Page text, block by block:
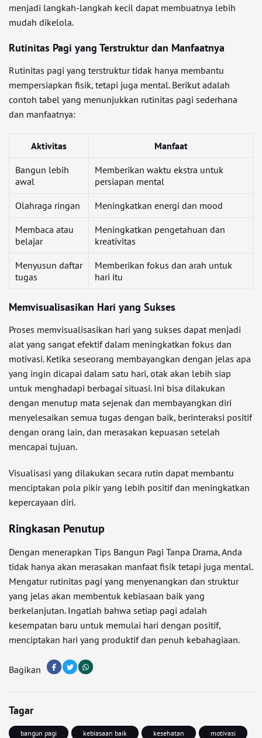
menjadi langkah-langkah kecil dapat membuatnya lebih
mudah dikelola.
Rutinitas Pagi yang Terstruktur dan Manfaatnya
Rutinitas pagi yang terstruktur tidak hanya membantu
mempersiapkan fisik, tetapi juga mental. Berikut adalah
contoh tabel yang menunjukkan rutinitas pagi sederhana
dan manfaatnya:
Aktivitas Manfaat
Bangun lebih
awal
Memberikan waktu ekstra untuk
persiapan mental
Olahraga ringan Meningkatkan energi dan mood
Membaca atau
belajar
Meningkatkan pengetahuan dan
kreativitas
Menyusun daftar
tugas
Memberikan fokus dan arah untuk
hari itu
Memvisualisasikan Hari yang Sukses
Proses memvisualisasikan hari yang sukses dapat menjadi
alat yang sangat efektif dalam meningkatkan fokus dan
motivasi. Ketika seseorang membayangkan dengan jelas apa
yang ingin dicapai dalam satu hari, otak akan lebih siap
untuk menghadapi berbagai situasi. Ini bisa dilakukan
dengan menutup mata sejenak dan membayangkan diri
menyelesaikan semua tugas dengan baik, berinteraksi positif
dengan orang lain, dan merasakan kepuasan setelah
mencapai tujuan.
Visualisasi yang dilakukan secara rutin dapat membantu
menciptakan pola pikir yang lebih positif dan meningkatkan
kepercayaan diri.
Ringkasan Penutup
Dengan menerapkan Tips Bangun Pagi Tanpa Drama, Anda
tidak hanya akan merasakan manfaat fisik tetapi juga mental.
Mengatur rutinitas pagi yang menyenangkan dan struktur
yang jelas akan membentuk kebiasaan baik yang
berkelanjutan. Ingatlah bahwa setiap pagi adalah
kesempatan baru untuk memulai hari dengan positif,
menciptakan hari yang produktif dan penuh kebahagiaan.
Bagikan
Tagar
bangun pagi kebiasaan baik kesehatan
motivasi